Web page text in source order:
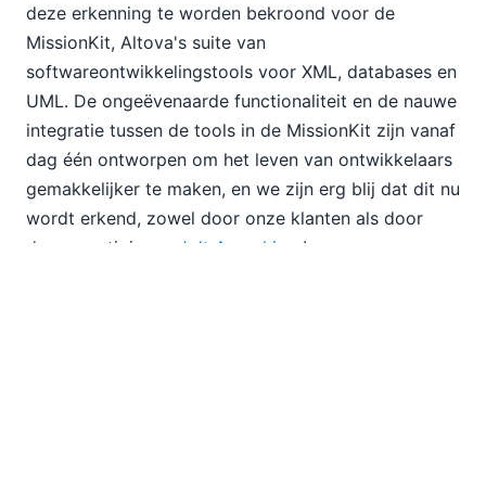
deze erkenning te worden bekroond voor de
MissionKit, Altova's suite van
softwareontwikkelingstools voor XML, databases en
UML. De ongeëvenaarde functionaliteit en de nauwe
integratie tussen de tools in de MissionKit zijn vanaf
dag één ontworpen om het leven van ontwikkelaars
gemakkelijker te maken, en we zijn erg blij dat dit nu
wordt erkend, zowel door onze klanten als door
deze prestigieuze
Jolt Award jury !